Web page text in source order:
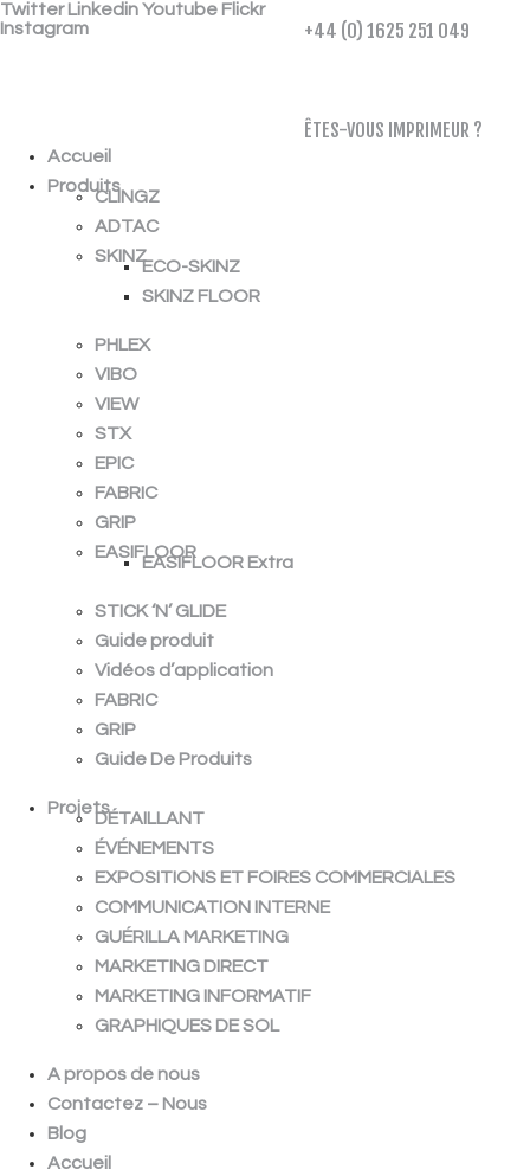
Twitter LinkedinYoutube Flickr
Instagram
+44 (0) 1625 251 049
ÊTES-VOUS IMPRIMEUR ?
Accueil
Produits
CLINGZ
ADTAC
SKINZ
ECO-SKINZ
SKINZ FLOOR
PHLEX
VIBO
VIEW
STX
EPIC
FABRIC
GRIP
EASIFLOOR
EASIFLOOR Extra
STICK ‘N’ GLIDE
Guide produit
Vidéos d’application
FABRIC
GRIP
Guide De Produits
Projets
DÉTAILLANT
ÉVÉNEMENTS
EXPOSITIONS ET FOIRES COMMERCIALES
COMMUNICATION INTERNE
GUÉRILLA MARKETING
MARKETING DIRECT
MARKETING INFORMATIF
GRAPHIQUES DE SOL
A propos de nous
Contactez – Nous
Blog
Accueil